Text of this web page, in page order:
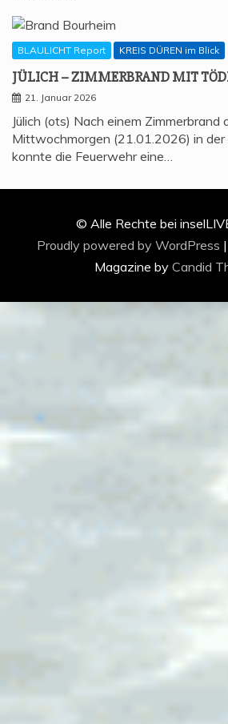
BLAULICHT Report KREIS DÜREN im Blick
JÜLICH – ZIM­MER­BRAND MIT
21. Januar 2026
Jülich (ots) Nach einem Zimmerbrand
Mittwochmorgen (21.01.2026) in
konnte die Feuerwehr eine…
© Alle Rechte bei
Proudly powered by WordPress |
Magazine by Candid